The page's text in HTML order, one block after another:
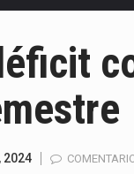
en México registró
Unidos anunciará
de
2024